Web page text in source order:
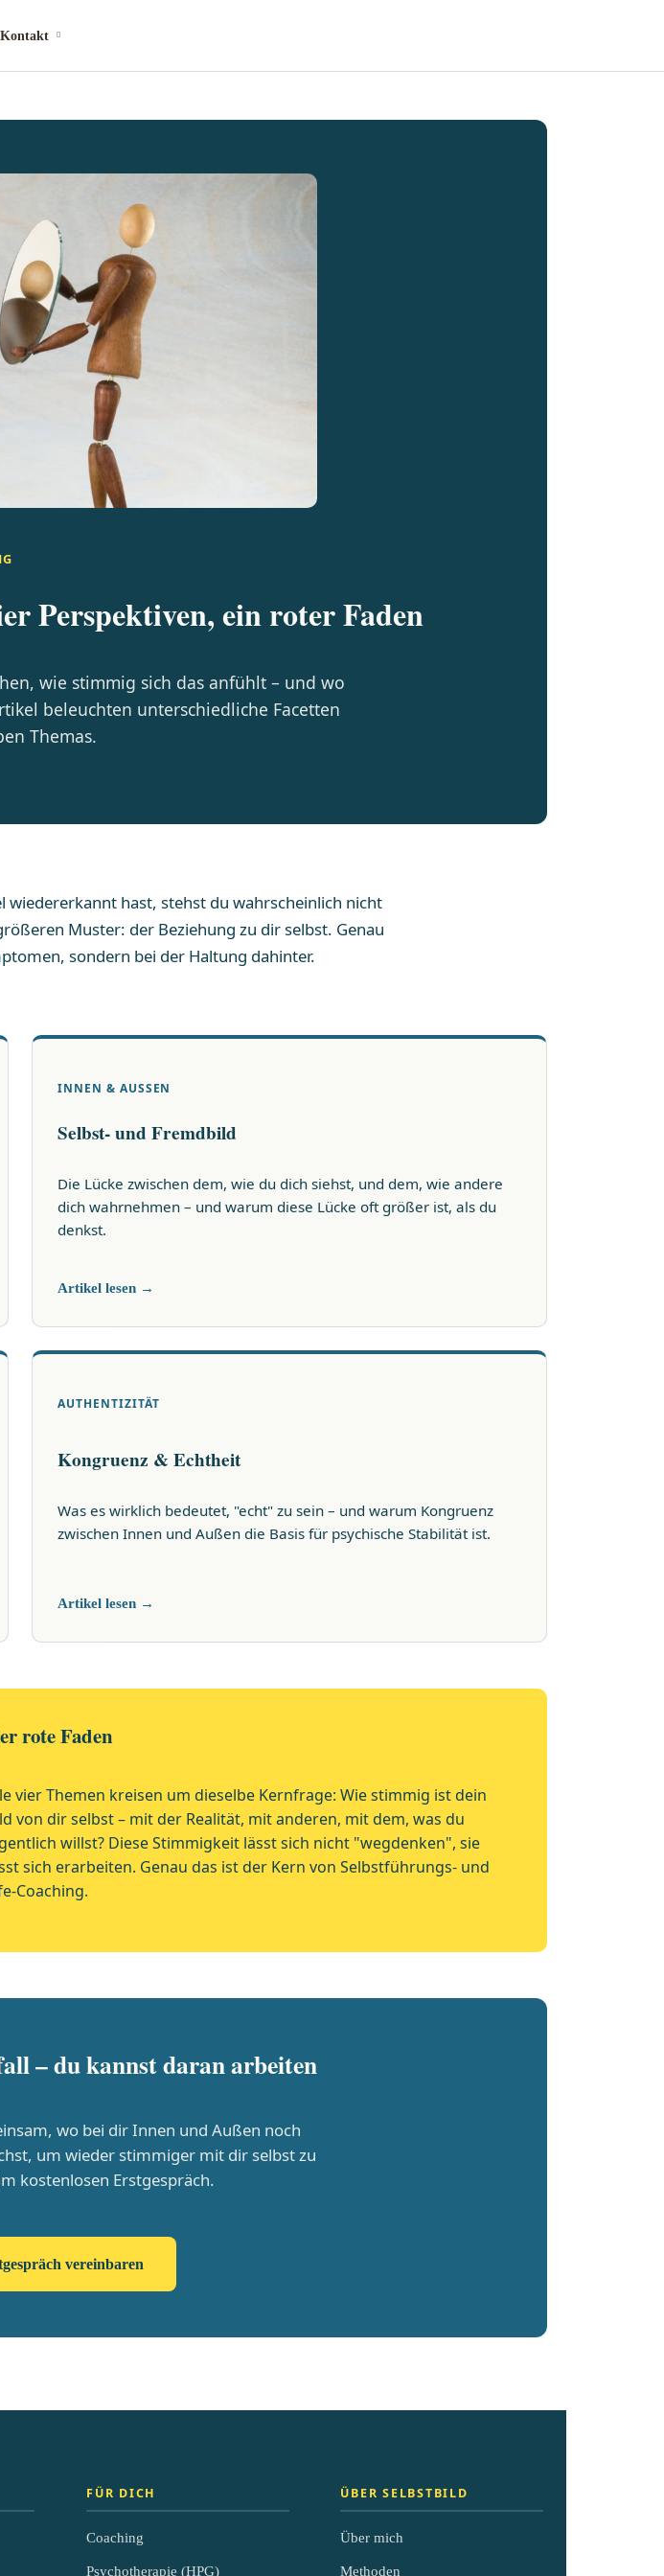
Kontakt
Perspektiven, ein roter Faden
wie stimmig sich das anfühlt – und wo
beleuchten unterschiedliche Facetten
Themas.
hast, stehst du wahrscheinlich nicht
Muster: der Beziehung zu dir selbst. Genau
sondern bei der Haltung dahinter.
INNEN & AUSSEN
Selbst- und Fremdbild
Die Lücke zwischen dem, wie du dich siehst, und dem, wie andere
dich wahrnehmen – und warum diese Lücke oft größer ist, als du
denkst.
Artikel lesen
AUTHENTIZITÄT
Kongruenz & Echtheit
Was es wirklich bedeutet, "echt" zu sein – und warum Kongruenz
zwischen Innen und Außen die Basis für psychische Stabilität ist.
Artikel lesen
rote Faden
vier Themen kreisen um dieselbe Kernfrage: Wie stimmig ist dein
von dir selbst – mit der Realität, mit anderen, mit dem, was du
willst? Diese Stimmigkeit lässt sich nicht "wegdenken", sie
sich erarbeiten. Genau das ist der Kern von Selbstführungs- und
Coaching.
– du kannst daran arbeiten
wo bei dir Innen und Außen noch
um wieder stimmiger mit dir selbst zu
kostenlosen Erstgespräch.
vereinbaren
FÜR DICH
Coaching
Psychotherapie (HPG)
ÜBER SELBSTBILD
Über mich
Methoden